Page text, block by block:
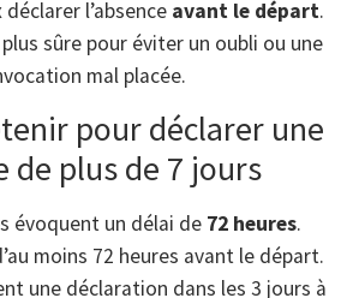
l’absence avant le départ.
sûre pour éviter un oubli ou une
mal placée.
pour déclarer une
de plus de 7 jours
évoquent un délai de 72 heures.
moins 72 heures avant le départ.
une déclaration dans les 3 jours à